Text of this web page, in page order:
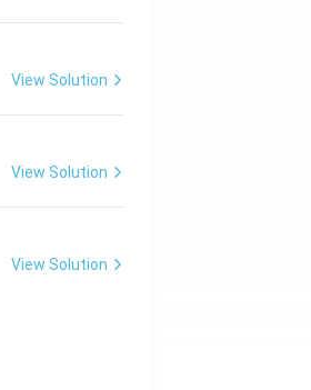
View Solution
View Solution
View Solution